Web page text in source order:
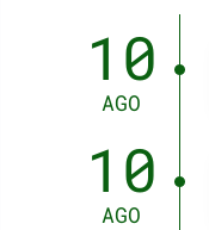
10
AGO
10
AGO